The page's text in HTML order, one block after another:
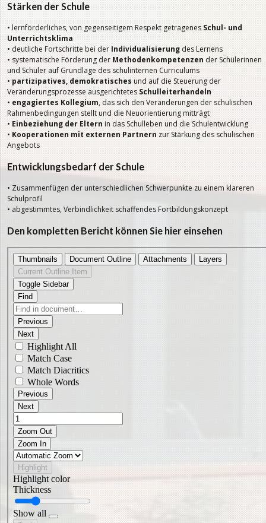
Stärken der Schule
• lernförderliches, von gegenseitigem Respekt getragenes Schul- und
Unterrichtsklima
• deutliche Fortschritte bei der Individualisierung des Lernens
• systematische Förderung der Methodenkompetenzen der Schülerinnen
und Schüler auf Grundlage des schulinternen Curriculums
• partizipatives, demokratisches und auf die Steuerung der
Veränderungsprozesse ausgerichtetes Schulleiterhandeln
• engagiertes Kollegium, das sich den Veränderungen der schulischen
Rahmenbedingungen stellt und die Neuorientierung mitträgt
• Einbeziehung der Eltern in das Schulleben und die Schulentwicklung
• Kooperationen mit externen Partnern zur Stärkung des schulischen
Angebots
Entwicklungsbedarf der Schule
• Zusammenfügen der unterschiedlichen Schwerpunkte zu einem klareren
Schulprofil
• abgestimmtes, Verbindlichkeit schaffendes Fortbildungskonzept
Den kompletten Bericht können Sie hier einsehen